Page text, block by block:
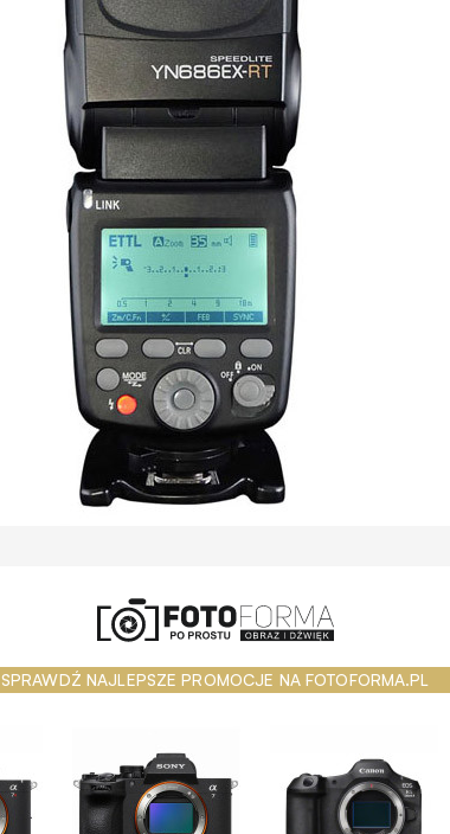
SPRAWDŹ NAJLEPSZE PROMOCJE NA FOTOFORMA.PL